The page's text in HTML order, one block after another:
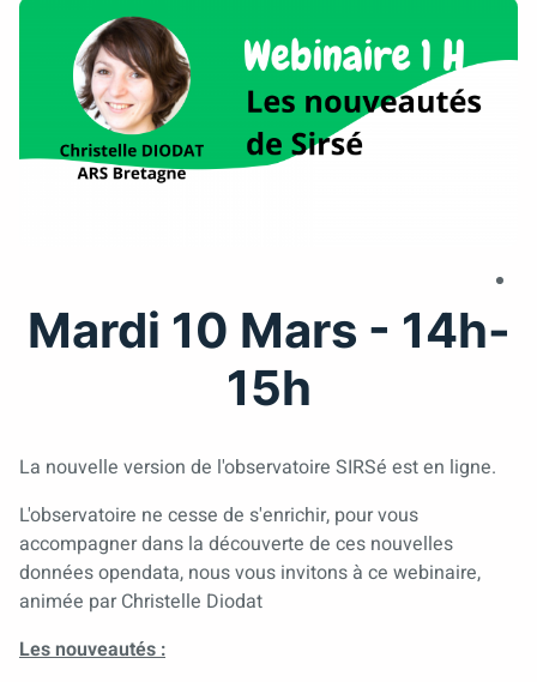
Mardi 10 Mars - 14h-
15h
La nouvelle version de l'observatoire SIRSé est en ligne.
L'observatoire ne cesse de s'enrichir, pour vous
accompagner dans la découverte de ces nouvelles
données opendata, nous vous invitons à ce webinaire,
animée par Christelle Diodat
Les nouveautés :